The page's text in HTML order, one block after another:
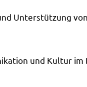
Unterstützung
und Kultur